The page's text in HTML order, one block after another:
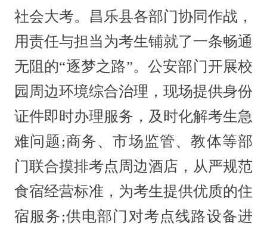
社会大考。昌乐县各部门协同作战，
用责任与担当为考生铺就了一条畅通
无阻的“逐梦之路”。公安部门开展校
园周边环境综合治理，现场提供身份
证件即时办理服务，及时化解考生急
难问题;商务、市场监管、教体等部
门联合摸排考点周边酒店，从严规范
食宿经营标准，为考生提供优质的住
宿服务;供电部门对考点线路设备进